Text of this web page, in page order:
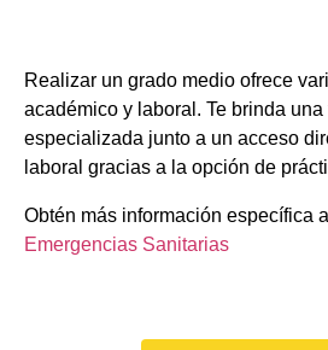
Realizar un grado medio ofrece
académico y laboral. Te brinda una
especializada junto a un acceso
laboral gracias a la opción de
Obtén más información específica
Emergencias Sanitarias